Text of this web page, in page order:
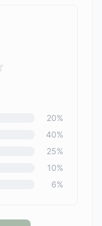
20%
40%
25%
10%
6%